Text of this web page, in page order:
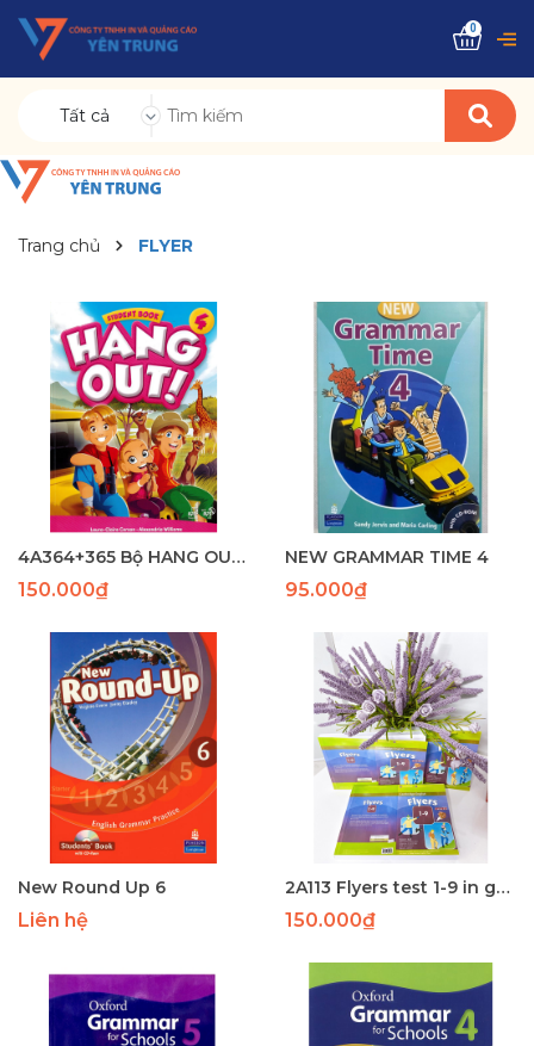
Tất cả
0
Trang chủ FLYER
4A364+365 Bộ HANG OUT 4 (SB+WB) (120-96) - Laser
150.000₫
NEW GRAMMAR TIME 4
95.000₫
New Round Up 6
Liên hệ
2A113 Flyers test 1-9 in gộp A5 (350p) - PHUN bìa mới
150.000₫